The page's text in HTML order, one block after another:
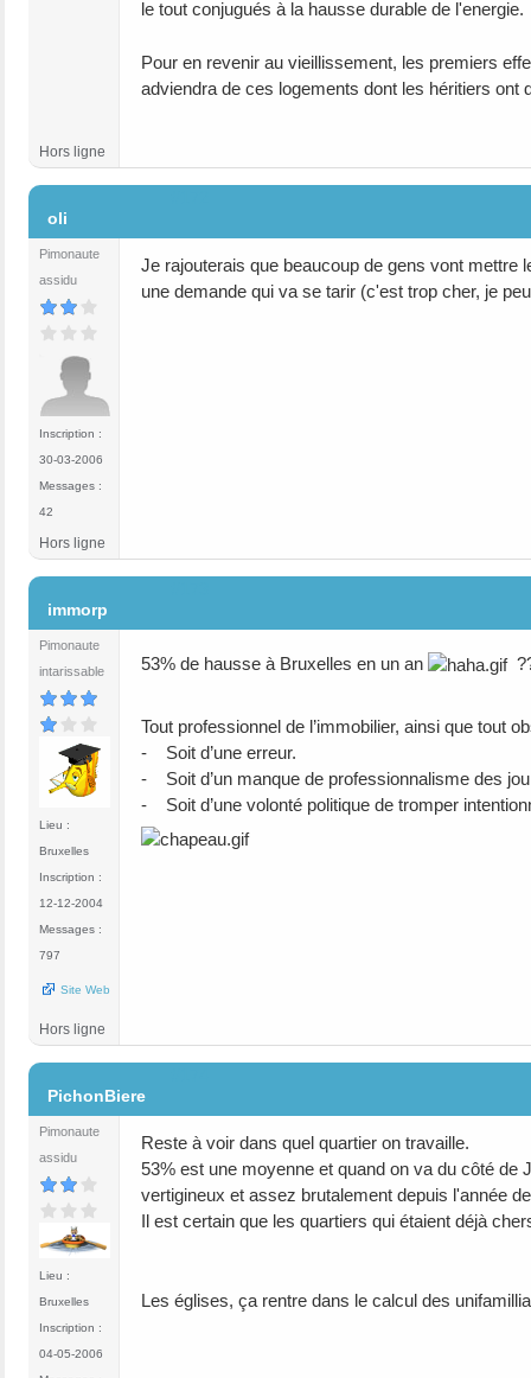
le tout conjugués à la hausse durable de l'energie.
Pour en revenir au vieillissement, les premiers
adviendra de ces logements dont les héritiers ont
Hors ligne
oli
Pimonaute
assidu
Inscription :
30-03-2006
Messages :
42
Je rajouterais que beaucoup de gens vont mettre
une demande qui va se tarir (c'est trop cher, je
Hors ligne
immorp
Pimonaute
intarissable
Lieu :
Bruxelles
Inscription :
12-12-2004
Messages :
797
Site Web
53% de hausse à Bruxelles en un an
Tout professionnel de l’immobilier, ainsi que tout
- Soit d’une erreur.
- Soit d’un manque de professionnalisme des
- Soit d’une volonté politique de tromper
Hors ligne
PichonBiere
Pimonaute
assidu
Lieu :
Bruxelles
Inscription :
04-05-2006
Reste à voir dans quel quartier on travaille.
53% est une moyenne et quand on va du côté
vertigineux et assez brutalement depuis l'année
Il est certain que les quartiers qui étaient déjà
Les églises, ça rentre dans le calcul des